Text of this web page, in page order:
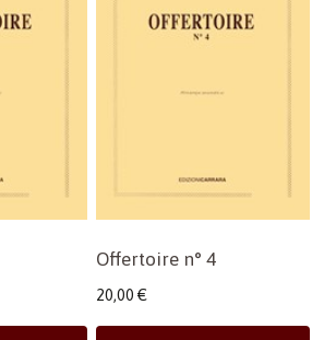
Offertoire n° 4
20,00 €